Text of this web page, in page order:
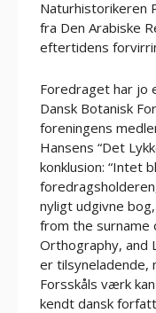
Naturhistorikeren
fra Den Arabiske
eftertidens
Foredraget har jo
Dansk Botanisk
foreningens
Hansens “Det
konklusion: “Intet
nyligt udgivne
from the surname
Orthography, and
er tilsyneladende,
Forsskåls værk
kendt dansk